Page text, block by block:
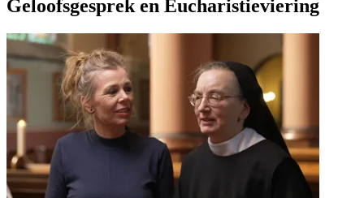
Geloofsgesprek en Eucharistieviering